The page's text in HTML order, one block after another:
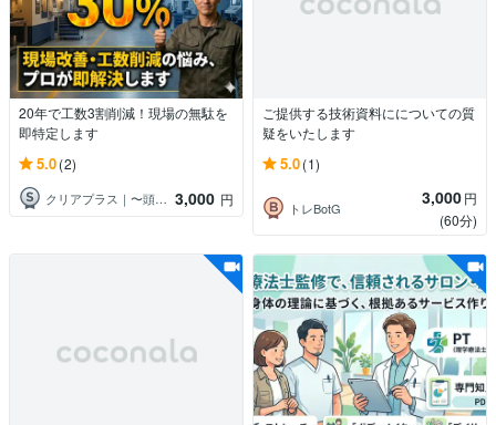
20年で工数3割削減！現場の無駄を
即特定します
5.0(2)
クリアプラス｜〜頭と心を整える〜 3,000 円
ご提供する技術資料にについての質
疑をいたします
5.0(1)
トレBotG 3,000円
(60分)